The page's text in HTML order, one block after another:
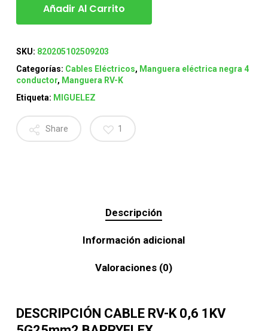
Añadir Al Carrito
SKU: 820205102509203
Categorías: Cables Eléctricos, Manguera eléctrica negra 4
conductor, Manguera RV-K
Etiqueta: MIGUELEZ
Share 1
Descripción
Información adicional
Valoraciones (0)
DESCRIPCIÓN CABLE RV-K 0,6 1KV